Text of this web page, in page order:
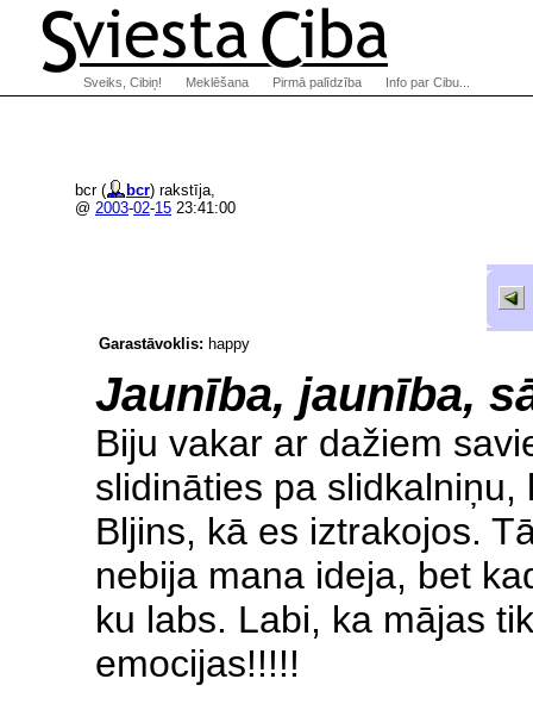
bcr ( bcr) rakstīja,
@ 2003-02-15 23:41:00
Garastāvoklis: happy
Jaunība, jaunība,
Biju vakar ar dažiem
slidināties pa
Bljins, kā es iztrakojos.
nebija mana ideja, bet
ku labs. Labi, ka mājas
emocijas!!!!!
Sveiks, Cibiņ! Meklēšana Pirmā palīdzība Info par Cibu...